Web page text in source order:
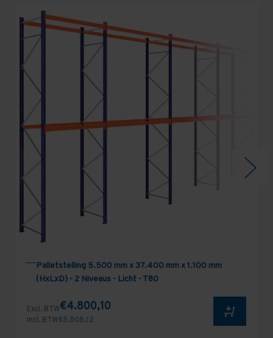
Palletstelling 5.500 mm x 37.400 mm x 1.100 mm
(HxLxD) - 2 Niveaus - Licht - T80
Excl. BTW€4.800,10
Incl. BTW€5.808,12